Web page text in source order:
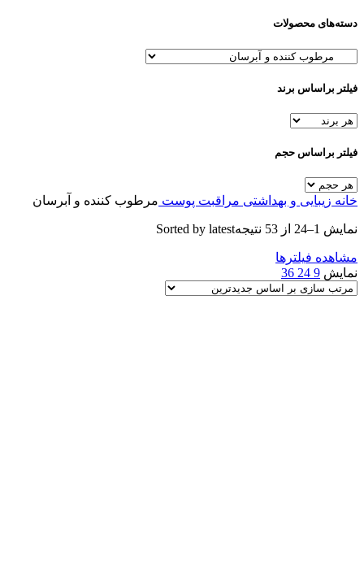
دسته‌های محصولات
فیلتر براساس برند
فیلتر براساس حجم
خانه زیبایی و بهداشتی مراقبت پوست مرطوب کننده و آبرسان
نمایش 1–24 از 53 نتیجه Sorted by latest
مشاهده فیلترها
نمایش 9
24
36